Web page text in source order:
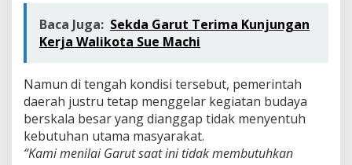
h
a
d
p
K
r
i
s
i
Baca Juga: Sekda Garut Terima Kunjungan
Kerja Walikota Sue Machi
Namun di tengah kondisi tersebut, pemerintah
daerah justru tetap menggelar kegiatan budaya
berskala besar yang dianggap tidak menyentuh
kebutuhan utama masyarakat.
“Kami menilai Garut saat ini tidak membutuhkan